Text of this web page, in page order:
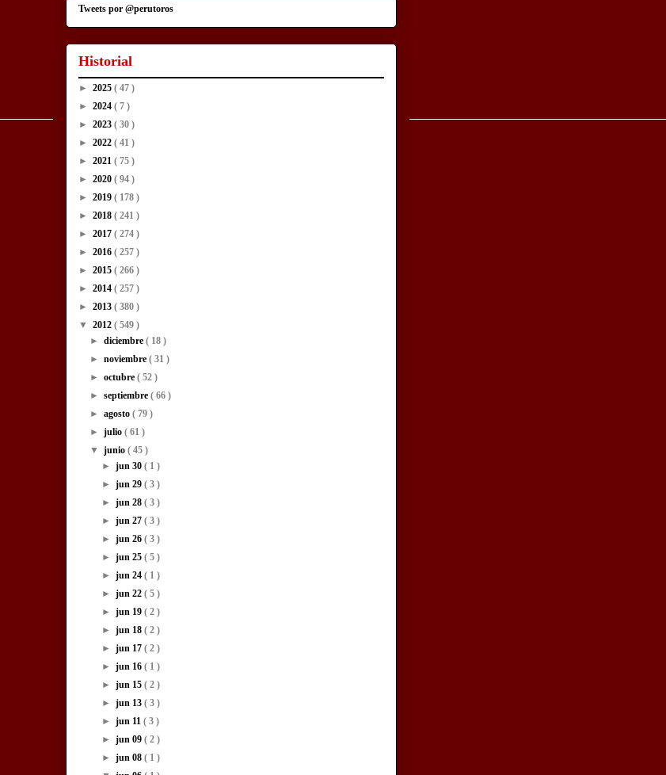
Tweets por @perutoros
Historial
► 2025 ( 47 )
► 2024 ( 7 )
► 2023 ( 30 )
► 2022 ( 41 )
► 2021 ( 75 )
► 2020 ( 94 )
► 2019 ( 178 )
► 2018 ( 241 )
► 2017 ( 274 )
► 2016 ( 257 )
► 2015 ( 266 )
► 2014 ( 257 )
► 2013 ( 380 )
▼ 2012 ( 549 )
►diciembre( 18 )
►noviembre( 31 )
►octubre( 52 )
►septiembre( 66 )
►agosto( 79 )
►julio( 61 )
▼junio( 45 )
► jun 30 ( 1 )
► jun 29 ( 3 )
► jun 28 ( 3 )
► jun 27 ( 3 )
► jun 26 ( 3 )
► jun 25 ( 5 )
► jun 24 ( 1 )
► jun 22 ( 5 )
► jun 19 ( 2 )
► jun 18 ( 2 )
► jun 17 ( 2 )
► jun 16 ( 1 )
► jun 15 ( 2 )
► jun 13 ( 3 )
► jun 11 ( 3 )
► jun 09 ( 2 )
► jun 08 ( 1 )